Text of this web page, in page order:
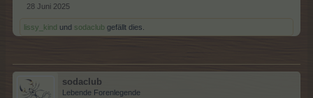
28 Juni 2025
lissy_kind und sodaclub gefällt dies.
sodaclub
Lebende Forenlegende